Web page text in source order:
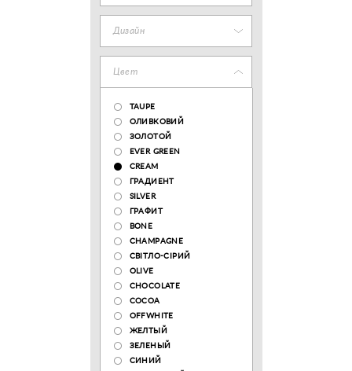
Дизайн
Цвет
TAUPE
ОЛИВКОВИЙ
ЗОЛОТОЙ
EVER GREEN
CREAM
ГРАДИЕНТ
SILVER
ГРАФИТ
BONE
CHAMPAGNE
СВІТЛО-СІРИЙ
OLIVE
CHOCOLATE
COCOA
OFFWHITE
ЖЕЛТЫЙ
ЗЕЛЕНЫЙ
СИНИЙ